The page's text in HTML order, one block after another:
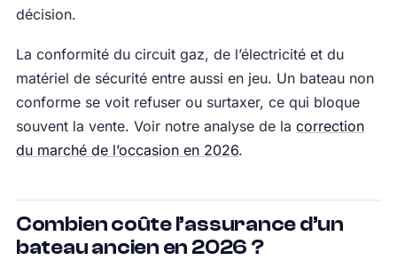
décision.
La conformité du circuit gaz, de l’électricité et du
matériel de sécurité entre aussi en jeu. Un bateau non
conforme se voit refuser ou surtaxer, ce qui bloque
souvent la vente. Voir notre analyse de la correction
du marché de l’occasion en 2026.
Combien coûte l’assurance d’un
bateau ancien en 2026 ?